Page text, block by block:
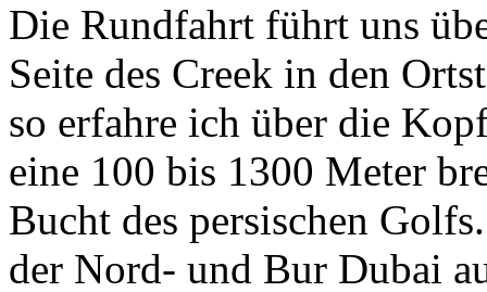
Die Rundfahrt führt uns
Seite des Creek in den
so erfahre ich über die
eine 100 bis 1300 Meter
Bucht des persischen
der Nord- und Bur Dubai